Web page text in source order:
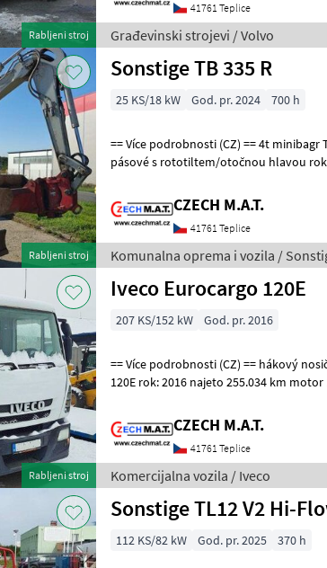
Rabljeni stroj
41761 Teplice
Građevinski strojevi / Volvo
Rabljeni stroj
Sonstige TB 335 R
25 KS/18 kW God. pr. 2024 700 h
== Více podrobnosti (CZ) == 4t minibagr Takeuchi TB335 R rypadlo
pásové s rototiltem/otočnou hlavou rok 2024 najeto 700 mth motor
CZECH M.A.T.
41761 Teplice
Komunalna oprema i vozila /
Rabljeni stroj
Iveco Eurocargo 120E
207 KS/152 kW God. pr. 2016
== Více podrobnosti (CZ) == hákový nosič kontejnerů Iveco Eurocargo
120E rok: 2016 najeto 255.034 km motor 152 kW 4x2, manual 3 místa
CZECH M.A.T.
41761 Teplice
Komercijalna vozila / Iveco
Sonstige TL12 V2 Hi-
112 KS/82 kW God. pr. 2025 370 h